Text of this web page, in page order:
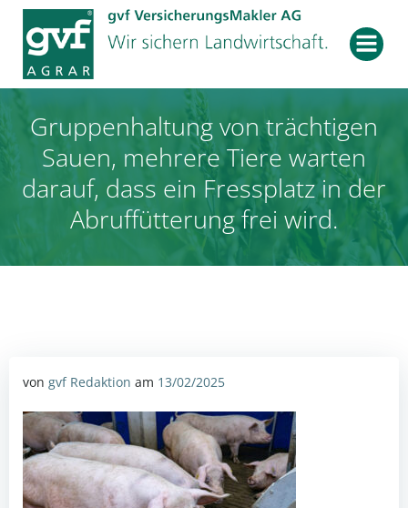
Zum
Inhalt
springen
Gruppenhaltung von trächtigen
Sauen, mehrere Tiere warten
darauf, dass ein Fressplatz in der
Abruffütterung frei wird.
von gvf Redaktion am 13/02/2025